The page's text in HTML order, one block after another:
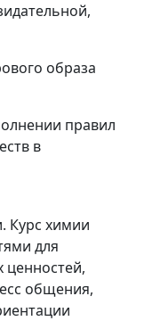
образа
правил
в
Курс химии
для
общения,